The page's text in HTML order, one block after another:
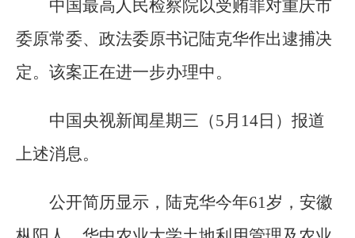
中国最高人民检察院以受贿罪对重庆市
委原常委、政法委原书记陆克华作出逮捕决
定。该案正在进一步办理中。
中国央视新闻星期三（5月14日）报道
上述消息。
公开简历显示，陆克华今年61岁，安徽